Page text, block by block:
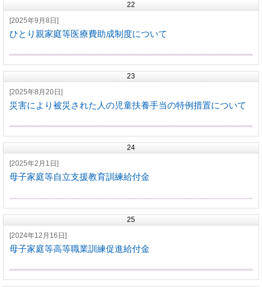
22
[2025年9月8日]
ひとり親家庭等医療費助成制度について
23
[2025年8月20日]
災害により被災された人の児童扶養手当の特例措置について
24
[2025年2月1日]
母子家庭等自立支援教育訓練給付金
25
[2024年12月16日]
母子家庭等高等職業訓練促進給付金